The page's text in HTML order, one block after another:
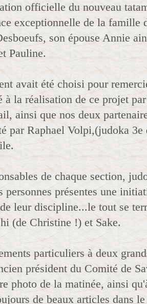
officielle du nouveau
exceptionnelle de la famille
son épouse Annie
Pauline.
avait été choisi pour
à la réalisation de ce projet
ainsi que nos deux
par Raphael Volpi,(judoka
de chaque section,
personnes présentes une
leur discipline...le tout se
(de Christine !) et Sake.
particuliers à deux
président du Comité de
photo de la matinée, ainsi
de beaux articles dans